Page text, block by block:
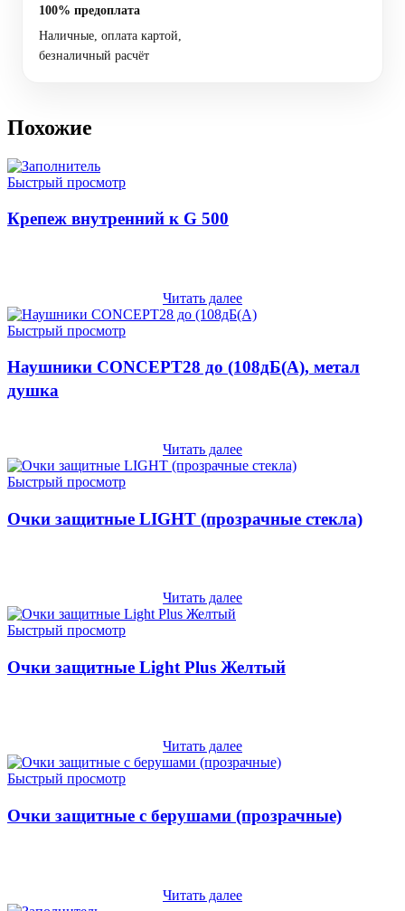
100% предоплата
Наличные, оплата картой,
безналичный расчёт
Похожие
Быстрый просмотр
Крепеж внутренний к G 500
Читать далее
Быстрый просмотр
Наушники CONCEPT28 до (108дБ(A), метал
душка
Читать далее
Быстрый просмотр
Очки защитные LIGHT (прозрачные стекла)
Читать далее
Быстрый просмотр
Очки защитные Light Plus Желтый
Читать далее
Быстрый просмотр
Очки защитные с берушами (прозрачные)
Читать далее